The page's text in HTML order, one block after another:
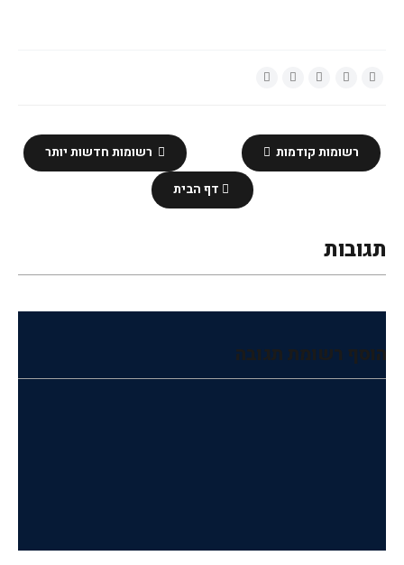
רשומות חדשות יותר רשומות קודמות
דף הבית
תגובות
הוסף רשומת תגובה